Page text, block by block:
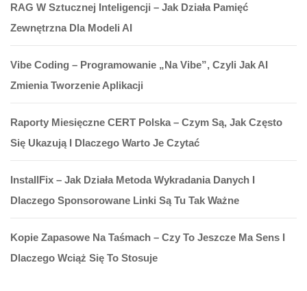
RAG W Sztucznej Inteligencji – Jak Działa Pamięć
Zewnętrzna Dla Modeli AI
Vibe Coding – Programowanie „na Vibe”, Czyli Jak AI
Zmienia Tworzenie Aplikacji
Raporty Miesięczne CERT Polska – Czym Są, Jak Często
Się Ukazują I Dlaczego Warto Je Czytać
InstallFix – Jak Działa Metoda Wykradania Danych I
Dlaczego Sponsorowane Linki Są Tu Tak Ważne
Kopie Zapasowe Na Taśmach – Czy To Jeszcze Ma Sens I
Dlaczego Wciąż Się To Stosuje